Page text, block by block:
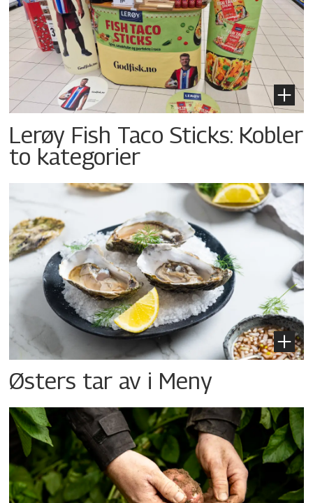
Lerøy Fish Taco Sticks: Kobler
to kategorier
Østers tar av i Meny